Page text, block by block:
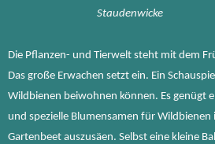
Staudenwicke
Die Pflanzen- und Tierwelt steht mit dem
Das große Erwachen setzt ein. Ein
Wildbienen beiwohnen können. Es genügt
und spezielle Blumensamen für
Gartenbeet auszusäen. Selbst eine kleine